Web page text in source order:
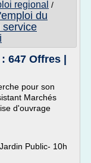
regional /
du
service
647 Offres |
pour son
Marchés
d'ouvrage
Public- 10h